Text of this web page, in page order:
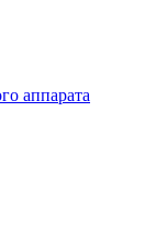
аппарата